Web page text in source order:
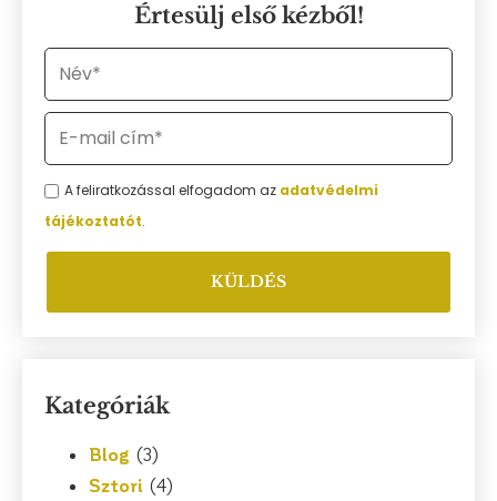
Értesülj első kézből!
A feliratkozással elfogadom az adatvédelmi
tájékoztatót.
KÜLDÉS
Kategóriák
Blog (3)
Sztori (4)